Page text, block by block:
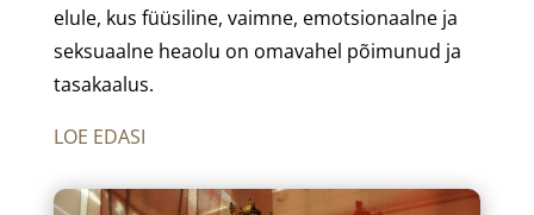
elule, kus füüsiline, vaimne, emotsionaalne ja
seksuaalne heaolu on omavahel põimunud ja
tasakaalus.
LOE EDASI